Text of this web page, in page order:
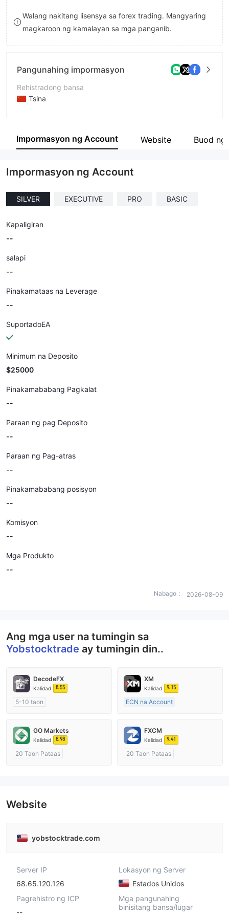
8
9
Walang nakitang lisensya sa forex trading. Mangyaring
magkaroon ng kamalayan sa mga panganib.
Pangunahing impormasyon
Rehistradong bansa
Tsina
Kumpanya
Impormasyon ng Account Website Buod ng
Impormasyon ng Account
SILVER EXECUTIVE PRO BASIC
Kapaligiran
--
salapi
--
Pinakamataas na Leverage
--
SuportadoEA
Minimum na Deposito
$25000
Pinakamababang Pagkalat
--
Paraan ng pag Deposito
--
Paraan ng Pag-atras
--
Pinakamababang posisyon
--
Komisyon
--
Mga Produkto
--
Nabago： 2026-08-09
Ang mga user na tumingin sa
Yobstocktrade ay tumingin din..
DecodeFX
Kalidad 8.55
5-10 taon
Paggawa ng Market (MM)
Pangunahing label na MT4
XM
Kalidad 9.15
ECN na Account
Kinokontrol sa Australia
Paggawa ng Market (MM)
GO Markets
Kalidad 8.98
20 Taon Pataas
FXCM
Kalidad 9.41
20 Taon Pataas
Website
yobstocktrade.com
Server IP
68.65.120.126
Lokasyon ng Server
Estados Unidos
Pagrehistro ng ICP
--
Mga pangunahing
binisitang bansa/lugar